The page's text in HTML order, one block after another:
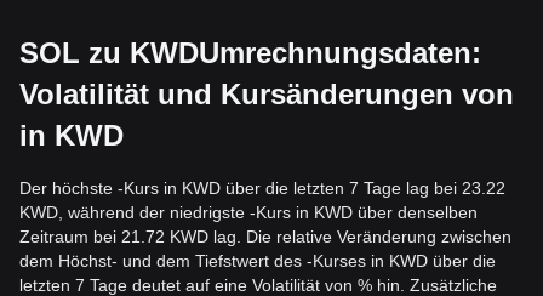
SOL zu KWDUmrechnungsdaten:
Volatilität und Kursänderungen von
in KWD
Der höchste -Kurs in KWD über die letzten 7 Tage lag bei 23.22
KWD, während der niedrigste -Kurs in KWD über denselben
Zeitraum bei 21.72 KWD lag. Die relative Veränderung zwischen
dem Höchst- und dem Tiefstwert des -Kurses in KWD über die
letzten 7 Tage deutet auf eine Volatilität von % hin. Zusätzliche